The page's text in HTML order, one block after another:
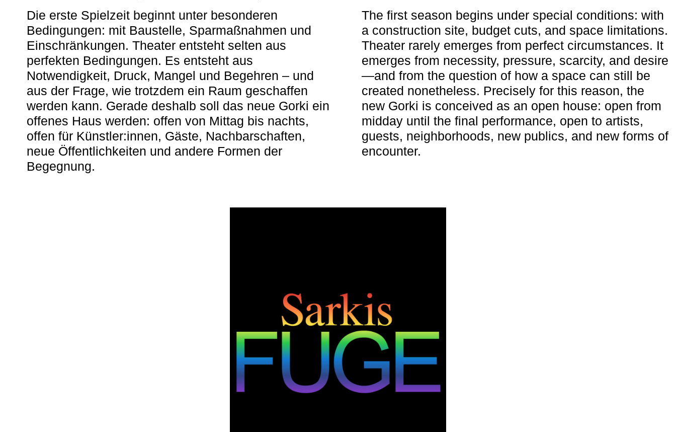
Die erste Spielzeit beginnt unter besonderen
Bedingungen: mit Baustelle, Sparmaßnahmen und
Einschränkungen. Theater entsteht selten aus
perfekten Bedingungen. Es entsteht aus
Notwendigkeit, Druck, Mangel und Begehren – und
aus der Frage, wie trotzdem ein Raum geschaffen
werden kann. Gerade deshalb soll das neue Gorki ein
offenes Haus werden: offen von Mittag bis nachts,
offen für Künstler:innen, Gäste, Nachbarschaften,
neue Öffentlichkeiten und andere Formen der
Begegnung.
The first season begins under special conditions: with
a construction site, budget cuts, and space limitations.
Theater rarely emerges from perfect circumstances. It
emerges from necessity, pressure, scarcity, and desire
—and from the question of how a space can still be
created nonetheless. Precisely for this reason, the
new Gorki is conceived as an open house: open from
midday until the final performance, open to artists,
guests, neighborhoods, new publics, and new forms of
encounter.